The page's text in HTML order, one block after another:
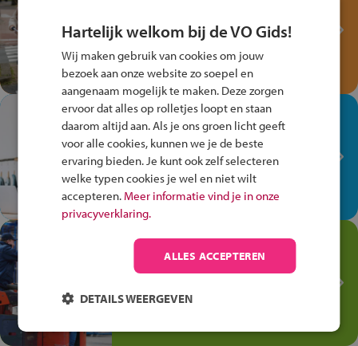
Verkeersspel!
Speel het Fiets Veilig Verkeersspel
en win een Cortina-fiets!
In de winkel ben je op je
plek!
Ontdek via het vmbo jouw talent
op de winkelvloer, waar elke dag
anders is!
Jouw talent in de
Transport en Logistiek
logistiek: daar kun je mee
Hartelijk welkom bij de VO Gids!
Wij maken gebruik van cookies om jouw
bezoek aan onze website zo soepel en
aangenaam mogelijk te maken. Deze zorgen
ervoor dat alles op rolletjes loopt en staan
daarom altijd aan. Als je ons groen licht geeft
voor alle cookies, kunnen we je de beste
ervaring bieden. Je kunt ook zelf selecteren
welke typen cookies je wel en niet wilt
accepteren. Meer informatie vind je in onze
privacyverklaring.
ALLES ACCEPTEREN
DETAILS WEERGEVEN